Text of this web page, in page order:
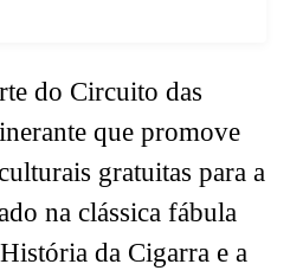
do Circuito das
que promove
gratuitas para a
na clássica fábula
da Cigarra e a